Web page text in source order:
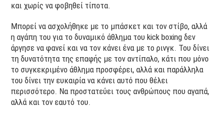
και χωρίς να φοβηθεί τίποτα.
Μπορεί να ασχολήθηκε με το μπάσκετ και τον στίβο, αλλά
η αγάπη του για το δυναμικό άθλημα του kick boxing δεν
άργησε να φανεί και να τον κάνει ένα με το ρινγκ. Του δίνει
τη δυνατότητα της επαφής με τον αντίπαλο, κάτι που μόνο
το συγκεκριμένο άθλημα προσφέρει, αλλά και παράλληλα
του δίνει την ευκαιρία να κάνει αυτό που θέλει
περισσότερο. Να προστατεύει τους ανθρώπους που αγαπά,
αλλά και τον εαυτό του.